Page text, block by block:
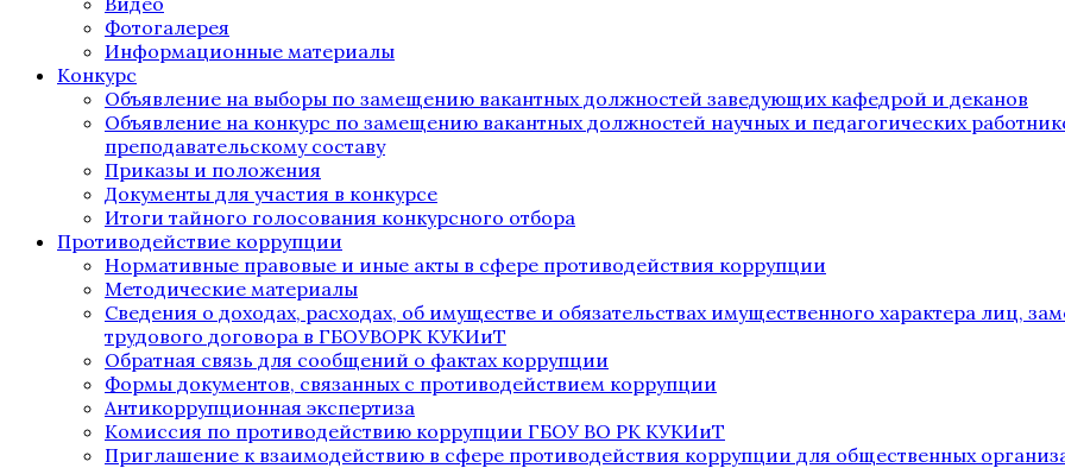
Фотогалерея
Информационные материалы
Конкурс
Объявление на выборы по замещению вакантных должностей заведующих кафедрой и деканов
Объявление на конкурс по замещению вакантных должностей научных и педагогических
преподавательскому составу
Приказы и положения
Документы для участия в конкурсе
Итоги тайного голосования конкурсного отбора
Противодействие коррупции
Нормативные правовые и иные акты в сфере противодействия коррупции
Методические материалы
Сведения о доходах, расходах, об имуществе и обязательствах имущественного характера лиц,
трудового договора в ГБОУВОРК КУКИиТ
Обратная связь для сообщений о фактах коррупции
Формы документов, связанных с противодействием коррупции
Антикоррупционная экспертиза
Комиссия по противодействию коррупции ГБОУ ВО РК КУКИиТ
Приглашение к взаимодействию в сфере противодействия коррупции для общественных